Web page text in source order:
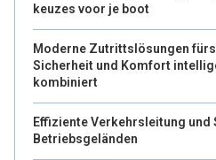
keuzes voor je boot
Moderne Zutrittslösungen
Sicherheit und Komfort
kombiniert
Effiziente Verkehrsleitung und
Betriebsgeländen